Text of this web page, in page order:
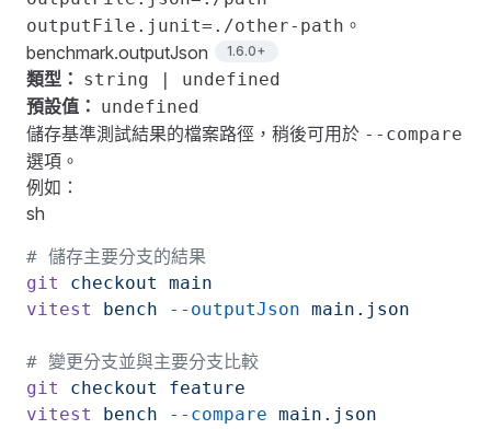
outputFile.junit=./other-path 。
benchmark.outputJson
1.6.0+
類型： string | undefined
預設值： undefined
儲存基準測試結果的檔案路徑，稍後可用於 --compare
選項。
例如：
sh
# 儲存主要分支的結果
git
checkout
main
vitest
bench --outputJson main.json
# 變更分支並與主要分支比較
git
checkout
feature
vitest
bench --compare main.json